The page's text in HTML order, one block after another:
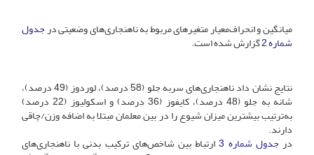
میانگین و انحراف‌معیار متغیرهای مربوط به ناهنجاری‌های وضعیتی درجدول
شماره 2 گزارش شده است.
نتایج نشان داد ناهنجاری‌های سربه جلو (58 درصد)، لوردوز (49 درصد)،
شانه به جلو (48 درصد)، کایفوز (36 درصد) و اسکولیوز (22 درصد)
به‌ترتیب بیشترین میزان شیوع را در بین معلمان مبتلا به اضافه وزن/چاقی
دارند.
در جدول شماره 3 ارتباط بین شاخص‌های ترکیب بدنی با ناهنجاری‌های